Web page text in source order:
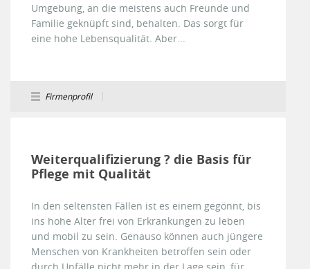
Umgebung, an die meistens auch Freunde und
Familie geknüpft sind, behalten. Das sorgt für
eine hohe Lebensqualität. Aber...
Firmenprofil
Weiterqualifizierung ? die Basis für
Pflege mit Qualität
In den seltensten Fällen ist es einem gegönnt, bis
ins hohe Alter frei von Erkrankungen zu leben
und mobil zu sein. Genauso können auch jüngere
Menschen von Krankheiten betroffen sein oder